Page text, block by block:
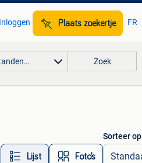
Inloggen Plaats zoekertje FR
Zoek
Lijst Foto’s
Sorteer op